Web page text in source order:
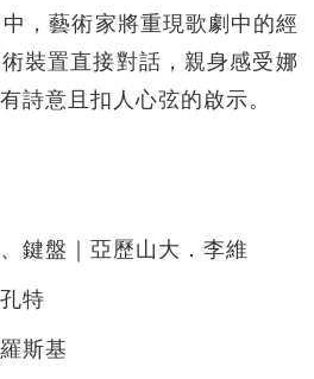
，藝術家將重現歌劇中的經
裝置直接對話，親身感受娜
詩意且扣人心弦的啟示。
鍵盤 亞歷山大．李維
特
斯基